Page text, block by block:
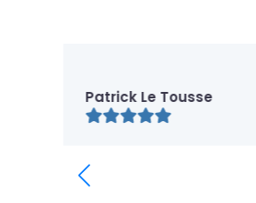
Patrick Le Tousse